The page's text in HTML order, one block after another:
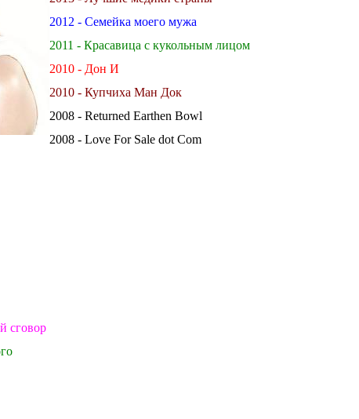
2012 - Семейка моего мужа
2011 - Красавица с кукольным лицом
2010 - Дон И
2010 - Купчиха Ман Док
2008 - Returned Earthen Bowl
2008 - Love For Sale dot Com
сговор